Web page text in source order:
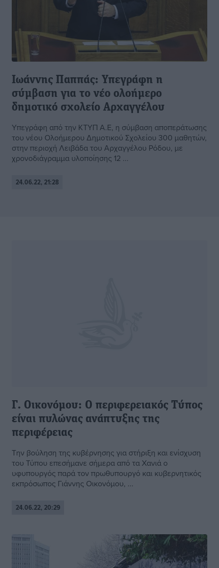
Ιωάννης Παππάς: Υπεγράφη η
σύμβαση για το νέο ολοήμερο
δημοτικό σχολείο Αρχαγγέλου
Υπεγράφη από την ΚΤΥΠ Α.Ε, η σύμβαση αποπεράτωσης
του νέου Ολοήμερου Δημοτικού Σχολείου 300 μαθητών,
στην περιοχή Λειβάδα του Αρχαγγέλου Ρόδου, με
χρονοδιάγραμμα υλοποίησης 12 ...
24.06.22, 21:28
Γ. Οικονόμου: Ο περιφερειακός Τύπος
είναι πυλώνας ανάπτυξης της
περιφέρειας
Την βούληση της κυβέρνησης για στήριξη και ενίσχυση
του Τύπου επεσήμανε σήμερα από τα Χανιά ο
υφυπουργός παρά τον πρωθυπουργό και κυβερνητικός
εκπρόσωπος Γιάννης Οικονόμου, ...
24.06.22, 20:29